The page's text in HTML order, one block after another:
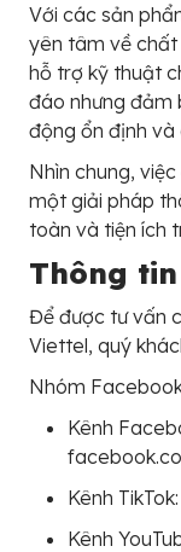
Với các sản
yên tâm về chất
hỗ trợ kỹ thuật
đáo nhưng đảm
động ổn định và
Nhìn chung,
một giải pháp
toàn và tiện ích
Thông
Để được tư vấn
Viettel, quý
Nhóm
Kênh
Kênh
Kênh